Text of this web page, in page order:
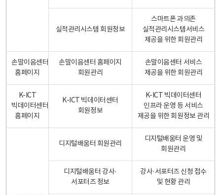
실적관리시스템 회원정보
스마트폰 과의존
실적관리시스템서비스
제공을 위한 회원관리
손말이음센터
홈페이지
손말이음센터 홈페이지
회원관리
손말이음센터 서비스
제공을 위한 회원관리
K-ICT
빅데이터센터
홈페이지
K-ICT 빅데이터센터
회원정보
K-ICT 빅데이터센터
인프라 운영 등 서비스
제공을 위한 회원정보 관리
디지털배움터 회원관리
디지털배움터 운영 및
회원관리
디지털배움터 강사·
서포터즈 정보
강사·서포터즈 신청 접수
및 현황 관리